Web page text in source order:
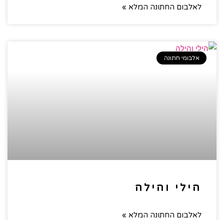
לאלבום החתונה המלא »
אלבומי חתונה
הילי והילה
לאלבום החתונה המלא »